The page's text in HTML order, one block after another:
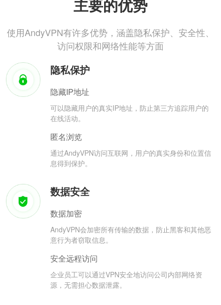
主要的优势
使用AndyVPN有许多优势，涵盖隐私保护、安全性、
访问权限和网络性能等方面
隐私保护
隐藏IP地址
可以隐藏用户的真实IP地址，防止第三方追踪用户的
在线活动。
匿名浏览
通过AndyVPN访问互联网，用户的真实身份和位置信
息得到保护。
数据安全
数据加密
AndyVPN会加密所有传输的数据，防止黑客和其他恶
意行为者窃取信息。
安全远程访问
企业员工可以通过VPN安全地访问公司内部网络资
源，无需担心数据泄露。